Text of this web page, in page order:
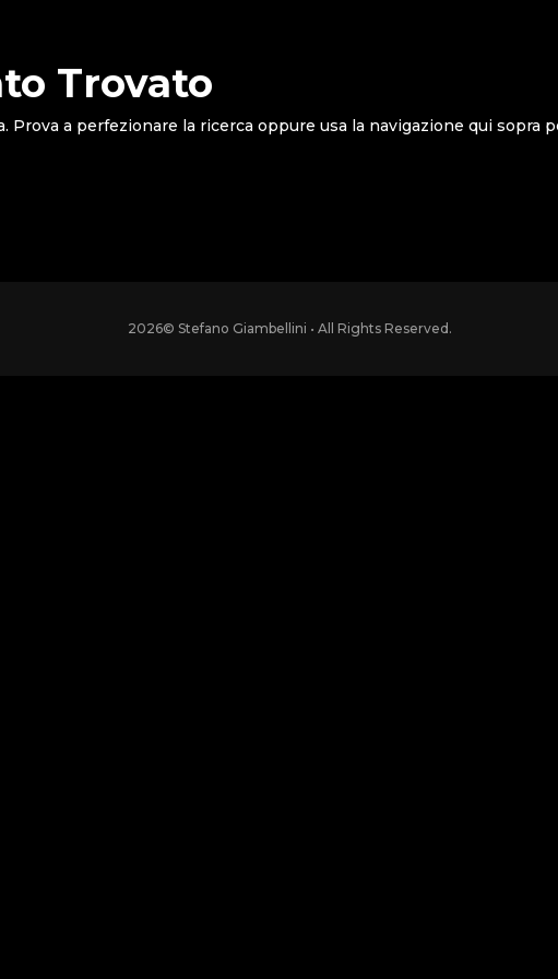
Trovato
Prova a perfezionare la ricerca oppure usa la navigazione qui sopra
2026© Stefano Giambellini • All Rights Reserved.